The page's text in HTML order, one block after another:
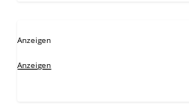
Anzeigen
Anzeigen